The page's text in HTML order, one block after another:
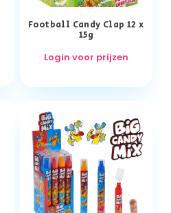
Football Candy Clap 12 x
15g
Login voor prijzen